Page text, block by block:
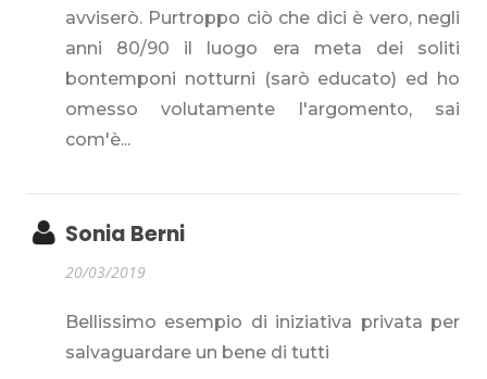
avviserò. Purtroppo ciò che dici è vero, negli
anni 80/90 il luogo era meta dei soliti
bontemponi notturni (sarò educato) ed ho
omesso volutamente l'argomento, sai
com'è...
Sonia Berni
20/03/2019
Bellissimo esempio di iniziativa privata per
salvaguardare un bene di tutti